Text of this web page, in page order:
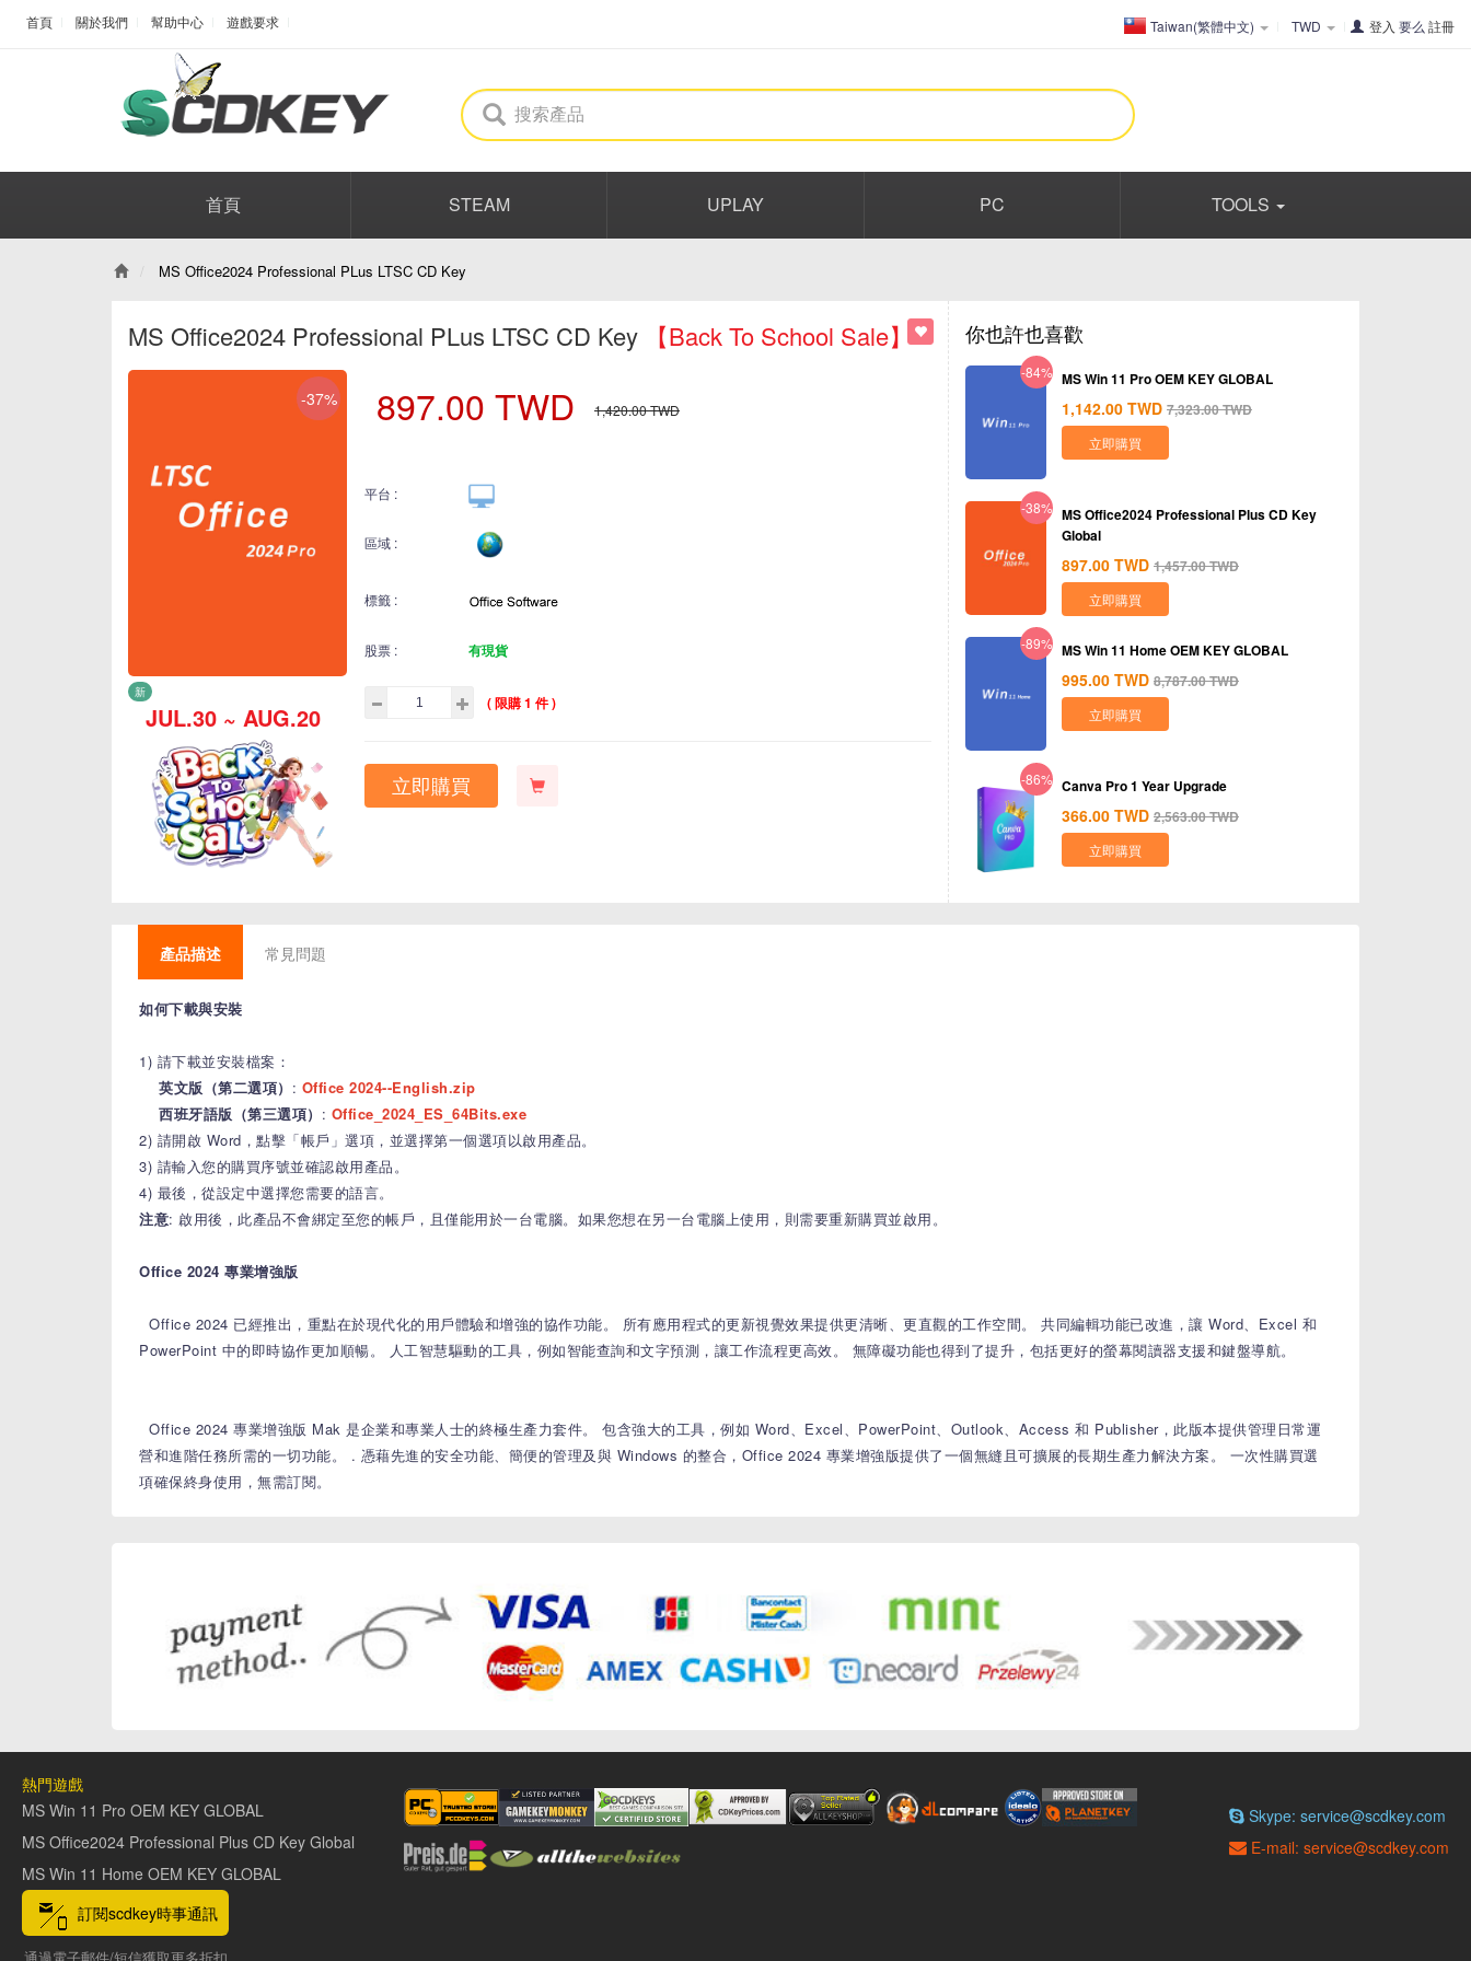
首頁 關於我們 幫助中心 遊戲要求 Taiwan(繁體中文) TWD 登入 要么 註冊
首頁 STEAM UPLAY PC TOOLS
MS Office2024 Professional PLus LTSC CD Key
MS Office2024 Professional PLus LTSC CD Key 【Back To School Sale】
-37%
JUL.30 ~ AUG.20
新
897.00 TWD 1,420.00TWD
平台 :
區域 :
標籤 :
股票 : 有現貨
( 限購 1 件 )
立即購買
你也許也喜歡
-84% MS Win 11 Pro OEM KEY GLOBAL
1,142.00 TWD 7,323.00TWD
立即購買
-38% MS Office2024 Professional Plus CD Key
Global
897.00 TWD 1,457.00TWD
立即購買
-89% MS Win 11 Home OEM KEY GLOBAL
995.00 TWD 8,787.00TWD
立即購買
-86% Canva Pro 1 Year Upgrade
366.00 TWD 2,563.00TWD
立即購買
產品描述 常見問題
如何下載與安裝
1) 請下載並安裝檔案：
英文版（第二選項） : Office 2024--English.zip
西班牙語版（第三選項） : Office_2024_ES_64Bits.exe
2) 請開啟 Word，點擊「帳戶」選項，並選擇第一個選項以啟用產品。
3) 請輸入您的購買序號並確認啟用產品。
4) 最後，從設定中選擇您需要的語言。
注意: 啟用後，此產品不會綁定至您的帳戶，且僅能用於一台電腦。如果您想在另一台電腦上使用，則需要重新購買並啟用。
Office 2024 專業增強版
Office 2024 已經推出，重點在於現代化的用戶體驗和增強的協作功能。 所有應用程式的更新視覺效果提供更清晰、更直觀的工作空間。
共同編輯功能已改進，讓 Word、Excel 和
PowerPoint 中的即時協作更加順暢。
人工智慧驅動的工具，例如智能查詢和文字預測，讓工作流程更高效。 無障礙功能也得到了提升，包括更好的螢幕閱讀器支援和鍵盤導航。
Office 2024 專業增強版 Mak 是企業和專業人士的終極生產力套件。
包含強大的工具，例如 Word、Excel、PowerPoint、Outlook、Access 和 Publisher，此版本提供管理日常運
營和進階任務所需的一切功能。
. 憑藉先進的安全功能、簡便的管理及與 Windows 的整合，Office 2024 專業增強版提供了一個無縫且可擴展的長期生產力解決方案。
一次性購買選
項確保終身使用，無需訂閱。
熱門遊戲
MS Win 11 Pro OEM KEY GLOBAL
MS Office2024 Professional Plus CD Key Global
MS Win 11 Home OEM KEY GLOBAL
Skype: service@scdkey.com
E-mail: service@scdkey.com
訂閱scdkey時事通訊